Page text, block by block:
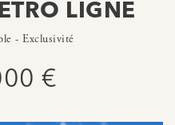
LIGNE
- Exclusivité
€